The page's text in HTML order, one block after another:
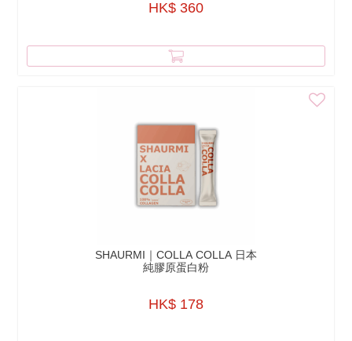
HK$ 360
SHAURMI｜COLLA COLLA 日本
純膠原蛋白粉
HK$ 178